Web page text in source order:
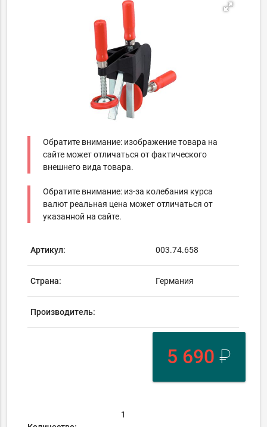
Обратите внимание: изображение товара на
сайте может отличаться от фактического
внешнего вида товара.
Обратите внимание: из-за колебания курса
валют реальная цена может отличаться от
указанной на сайте.
Артикул: 003.74.658
Страна: Германия
Производитель:
5 690 ₽